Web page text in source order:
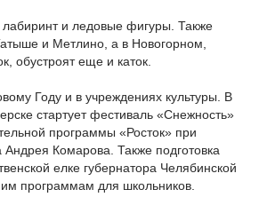
лабиринт и ледовые фигуры. Также
и Метлино, а в Новогорном,
обустроят еще и каток.
Году и в учреждениях культуры. В
стартует фестиваль «Снежность»
программы «Росток» при
Комарова. Также подготовка
елке губернатора Челябинской
программам для школьников.